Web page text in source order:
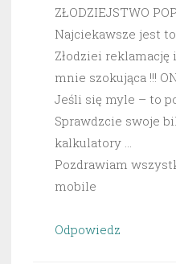
ZŁODZIEJSTWO
Najciekawsze jest
Złodziei reklamację
mnie szokująca !!!
Jeśli się myle – to
Sprawdzcie swoje
kalkulatory …
Pozdrawiam
mobile
Odpowiedz